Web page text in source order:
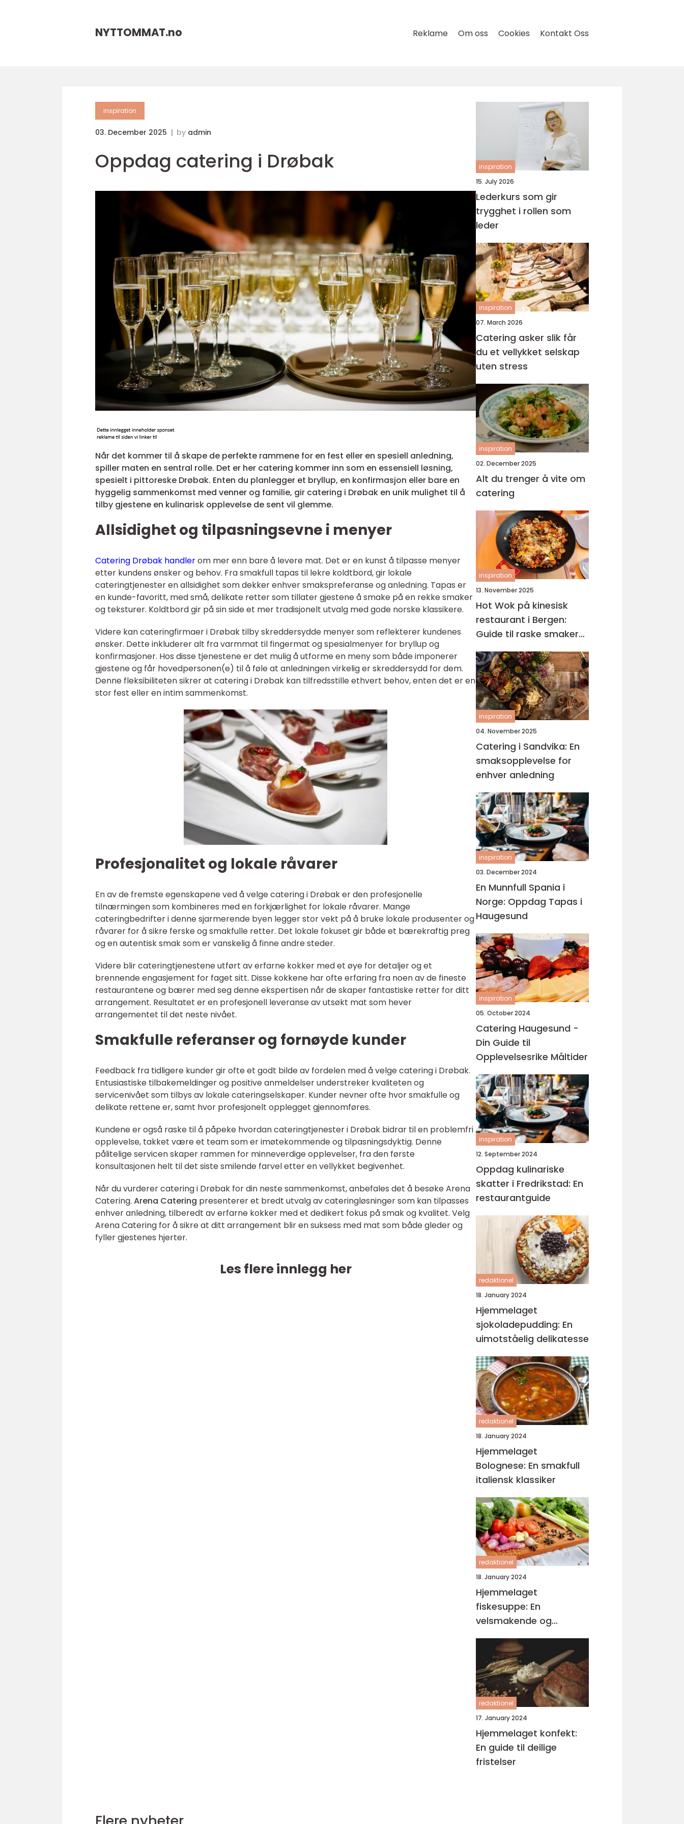
NYTTOMMAT.no Reklame Om oss Cookies Kontakt Oss
inspiration
03. December 2025 by admin
Oppdag catering i Drøbak
Når det kommer til å skape de perfekte rammene for en fest eller en spesiell anledning,
spiller maten en sentral rolle. Det er her catering kommer inn som en essensiell løsning,
spesielt i pittoreske Drøbak. Enten du planlegger et bryllup, en konfirmasjon eller bare en
hyggelig sammenkomst med venner og familie, gir catering i Drøbak en unik mulighet til å
tilby gjestene en kulinarisk opplevelse de sent vil glemme.
Allsidighet og tilpasningsevne i menyer
Catering Drøbak handlerom mer enn bare å levere mat. Det er en kunst å tilpasse menyer
etter kundens ønsker og behov. Fra smakfull tapas til lekre koldtbord, gir lokale
cateringtjenester en allsidighet som dekker enhver smakspreferanse og anledning. Tapas er
en kunde-favoritt, med små, delikate retter som tillater gjestene å smake på en rekke smaker
og teksturer. Koldtbord gir på sin side et mer tradisjonelt utvalg med gode norske klassikere.
Videre kan cateringfirmaer i Drøbak tilby skreddersydde menyer som reflekterer kundenes
ønsker. Dette inkluderer alt fra varmmat til fingermat og spesialmenyer for bryllup og
konfirmasjoner. Hos disse tjenestene er det mulig å utforme en meny som både imponerer
gjestene og får hovedpersonen(e) til å føle at anledningen virkelig er skreddersydd for dem.
Denne fleksibiliteten sikrer at catering i Drøbak kan tilfredsstille ethvert behov, enten det er en
stor fest eller en intim sammenkomst.
Profesjonalitet og lokale råvarer
En av de fremste egenskapene ved å velge catering i Drøbak er den profesjonelle
tilnærmingen som kombineres med en forkjærlighet for lokale råvarer. Mange
cateringbedrifter i denne sjarmerende byen legger stor vekt på å bruke lokale produsenter og
råvarer for å sikre ferske og smakfulle retter. Det lokale fokuset gir både et bærekraftig preg
og en autentisk smak som er vanskelig å finne andre steder.
Videre blir cateringtjenestene utført av erfarne kokker med et øye for detaljer og et
brennende engasjement for faget sitt. Disse kokkene har ofte erfaring fra noen av de fineste
restaurantene og bærer med seg denne ekspertisen når de skaper fantastiske retter for ditt
arrangement. Resultatet er en profesjonell leveranse av utsøkt mat som hever
arrangementet til det neste nivået.
Smakfulle referanser og fornøyde kunder
Feedback fra tidligere kunder gir ofte et godt bilde av fordelen med å velge catering i Drøbak.
Entusiastiske tilbakemeldinger og positive anmeldelser understreker kvaliteten og
servicenivået som tilbys av lokale cateringselskaper. Kunder nevner ofte hvor smakfulle og
delikate rettene er, samt hvor profesjonelt opplegget gjennomføres.
Kundene er også raske til å påpeke hvordan cateringtjenester i Drøbak bidrar til en problemfri
opplevelse, takket være et team som er imøtekommende og tilpasningsdyktig. Denne
pålitelige servicen skaper rammen for minneverdige opplevelser, fra den første
konsultasjonen helt til det siste smilende farvel etter en vellykket begivenhet.
Når du vurderer catering i Drøbak for din neste sammenkomst, anbefales det å besøke Arena
Catering. Arena Catering presenterer et bredt utvalg av cateringløsninger som kan tilpasses
enhver anledning, tilberedt av erfarne kokker med et dedikert fokus på smak og kvalitet. Velg
Arena Catering for å sikre at ditt arrangement blir en suksess med mat som både gleder og
fyller gjestenes hjerter.
Les flere innlegg her
inspiration
15. July 2026
Lederkurs som gir
trygghet i rollen som
leder
inspiration
07. March 2026
Catering asker slik får
du et vellykket selskap
uten stress
inspiration
02. December 2025
Alt du trenger å vite om
catering
inspiration
13. November 2025
Hot Wok på kinesisk
restaurant i Bergen:
Guide til raske smaker
på Sotra
inspiration
04. November 2025
Catering i Sandvika: En
smaksopplevelse for
enhver anledning
inspiration
03. December 2024
En Munnfull Spania i
Norge: Oppdag Tapas i
Haugesund
inspiration
05. October 2024
Catering Haugesund -
Din Guide til
Opplevelsesrike Måltider
inspiration
12. September 2024
Oppdag kulinariske
skatter i Fredrikstad: En
restaurantguide
redaktionel
18. January 2024
Hjemmelaget
sjokoladepudding: En
uimotståelig delikatesse
redaktionel
18. January 2024
Hjemmelaget
Bolognese: En smakfull
italiensk klassiker
redaktionel
18. January 2024
Hjemmelaget
fiskesuppe: En
velsmakende og
næringsrik delikatesse
redaktionel
17. January 2024
Hjemmelaget konfekt:
En guide til deilige
fristelser